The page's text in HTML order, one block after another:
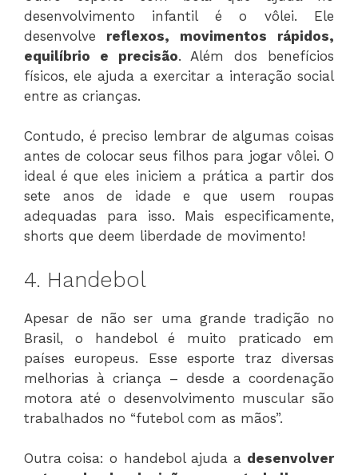
desenvolvimento infantil é o vôlei. Ele
desenvolve reflexos, movimentos rápidos,
equilíbrio e precisão. Além dos benefícios
físicos, ele ajuda a exercitar a interação social
entre as crianças.
Contudo, é preciso lembrar de algumas coisas
antes de colocar seus filhos para jogar vôlei. O
ideal é que eles iniciem a prática a partir dos
sete anos de idade e que usem roupas
adequadas para isso. Mais especificamente,
shorts que deem liberdade de movimento!
4. Handebol
Apesar de não ser uma grande tradição no
Brasil, o handebol é muito praticado em
países europeus. Esse esporte traz diversas
melhorias à criança – desde a coordenação
motora até o desenvolvimento muscular são
trabalhados no “futebol com as mãos”.
Outra coisa: o handebol ajuda a desenvolver